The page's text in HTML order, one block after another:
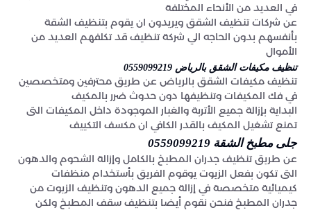
في العديد من الأنحاء المختلفة
عن شركات تنظيف الشقق ويريدون ان يقوم بتنظيف الشقة
بأنفسهم بدون الحاجه الي شركة تنظيف قد تكلفهم العديد من
الأموال
تنظيف مكيفات الشقق بالرياض 0559099219
تنظيف مكيفات الشقق بالرياض عن طريق محترفين ومتخصصين
في فك المكيفات وتنظيفها دون حدوث ضرر بالمكيف
البداية بإزالة جميع الأتربة والغبار الموجودة داخل المكيفات التى
تمنع تشغيل المكيف بالقدر الكافي ان مكسف التكييف
جلى مطبخ الشقة 0559099219
عن طريق تنظيف جدران المطبخ بالكامل وإزالة الشحوم والدهون
التى تكون بفعل الزيوت يوقوم الفريق بأستخدام منظفات
كيميائية متخصصة في إزالة جميع الدهون وتنظيف الزيوت من
جدران المطبخ فنحن نقوم أيضا بتنظيف سقف المطبخ ولكن